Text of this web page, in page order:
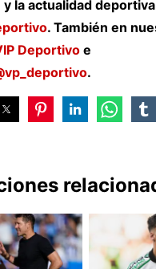
la actualidad deportiva
. También en
Deportivo e
.